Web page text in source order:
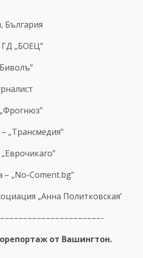
България
ГД „БОЕЦ”
„Трансмедия”
– „No-Coment.bg”
„Анна Политковская’
от Вашингтон.